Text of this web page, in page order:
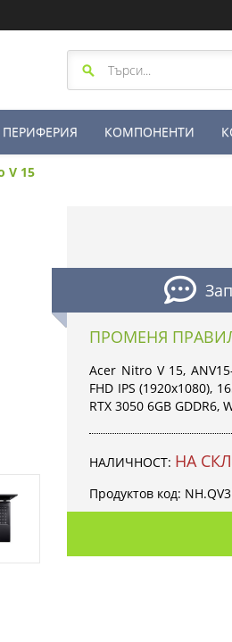
ПЕРИФЕРИЯ КОМПОНЕНТИ
V 15
ПРОМЕНЯ
Acer Nitro V 15,
FHD IPS (1920x1080),
RTX 3050 6GB GDDR6,
НАЛИЧНОСТ: НА
Продуктов код: